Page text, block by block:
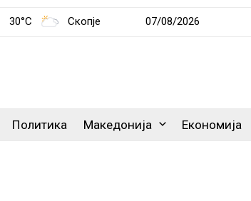
30°C Скопје 07/08/2026
Политика Македонија Економија